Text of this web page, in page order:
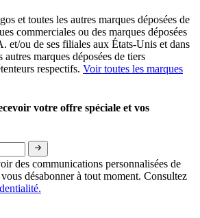
et toutes les autres marques déposées de
commerciales ou des marques déposées
et/ou de ses filiales aux États-Unis et dans
autres marques déposées de tiers
respectifs. Voir toutes les marques
votre offre spéciale et vos
des communications personnalisées de
désabonner à tout moment. Consultez